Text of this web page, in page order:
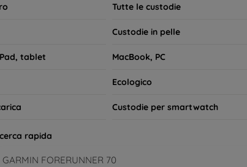
Tutte le custodie
Custodie in pelle
tablet MacBook, PC
Ecologico
Custodie per smartwatch
rapida
GARMIN FORERUNNER 70